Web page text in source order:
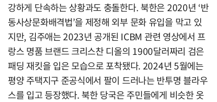
강하게 단속하는 상황과도 충돌한다. 북한은 2020년 ‘반
동사상문화배격법’을 제정해 외부 문화 유입을 막고 있
지만, 김주애는 2023년 공개된 ICBM 관련 영상에서 프
랑스 명품 브랜드 크리스찬 디올의 1900달러짜리 검은
패딩 재킷을 입은 모습으로 포착됐다. 2024년 5월에는
평양 주택지구 준공식에서 팔이 드러나는 반투명 블라우
스를 입고 등장했다. 북한 당국은 주민들에게 비슷한 옷